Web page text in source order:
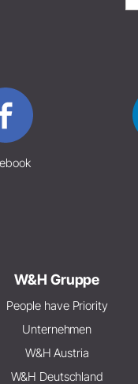
W&H Gruppe
People have Priority
Unternehmen
W&H Austria
W&H Deutschland